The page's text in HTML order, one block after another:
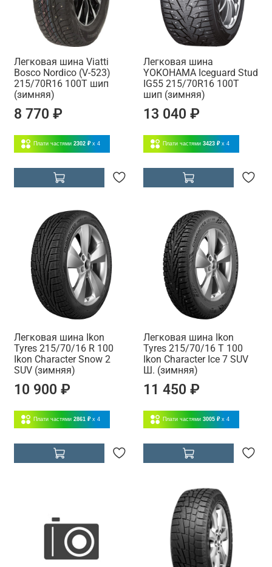
Легковая шина Viatti
Bosco Nordico (V-523)
215/70R16 100Т шип
(зимняя)
8 770 ₽
Плати частями 2302 ₽ x 4
Легковая шина
YOKOHAMA Iceguard Stud
IG55 215/70R16 100T
шип (зимняя)
13 040 ₽
Плати частями 3423 ₽ x 4
Легковая шина Ikon
Tyres 215/70/16 R 100
Ikon Character Snow 2
SUV (зимняя)
10 900 ₽
Плати частями 2861 ₽ x 4
Легковая шина Ikon
Tyres 215/70/16 T 100
Ikon Character Ice 7 SUV
Ш. (зимняя)
11 450 ₽
Плати частями 3005 ₽ x 4